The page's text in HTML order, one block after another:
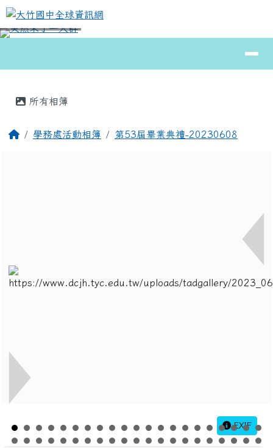
跳至主內容區
大竹國中全球資訊網
⏸
所有相簿
回首頁學務處活動相簿 第53屆畢業典禮-20230608
EXIF